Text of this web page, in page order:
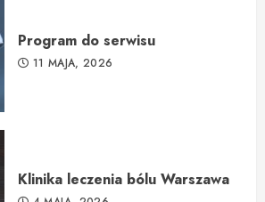
Program do serwisu
11 MAJA, 2026
Klinika leczenia bólu Warszawa